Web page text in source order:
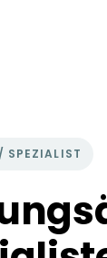
SPEZIALIST